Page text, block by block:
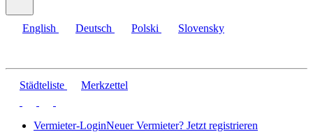
English Deutsch Polski Slovensky
Städteliste Merkzettel
Vermieter-LoginNeuer Vermieter? Jetzt registrieren